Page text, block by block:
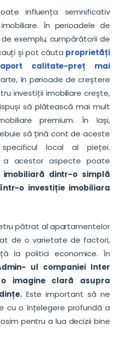
influența semnificativ
În perioadele de
exemplu, cumpărătorii de
și pot căuta proprietăți
calitate-preț mai
în perioade de creștere
investiții imobiliare crește,
să plătească mai mult
premium. În Iași,
să țină cont de aceste
local al pieței.
a acestor aspecte poate
imobiliară dintr-o simplă
o investiție imobiliara
pătrat al apartamentelor
de o varietate de factori,
la politici economice. În
ul companiei Inter
imagine clară asupra
Este important să ne
cu o înțelegere profundă a
pentru a lua decizii bine